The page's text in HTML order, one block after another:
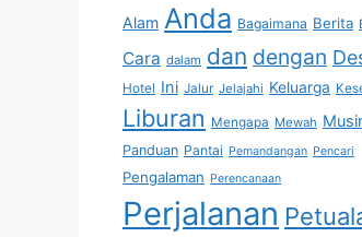
Alam Anda Bagaimana Berita
Cara dalam dan dengan
Hotel Ini Jalur Jelajahi Keluarga
Liburan Mengapa Mewah
Panduan Pantai Pemandangan Pencari
Pengalaman Perencanaan
Perjalanan